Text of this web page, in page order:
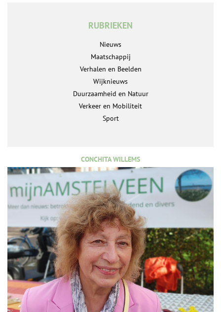
RUBRIEKEN
Nieuws
Maatschappij
Verhalen en Beelden
Wijknieuws
Duurzaamheid en Natuur
Verkeer en Mobiliteit
Sport
CONCHITA WILLEMS